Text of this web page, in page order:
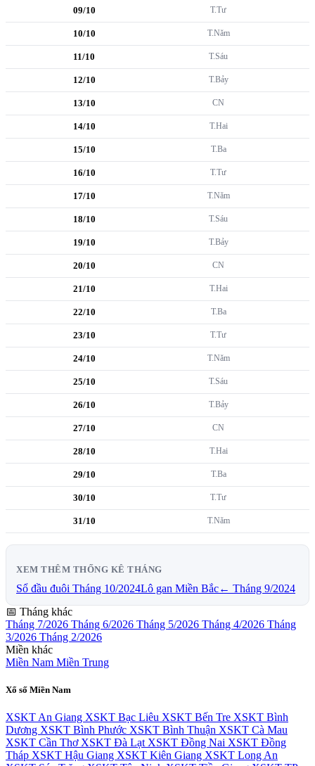
09/10 T.Tư
10/10 T.Năm
11/10 T.Sáu
12/10 T.Bảy
13/10 CN
14/10 T.Hai
15/10 T.Ba
16/10 T.Tư
17/10 T.Năm
18/10 T.Sáu
19/10 T.Bảy
20/10 CN
21/10 T.Hai
22/10 T.Ba
23/10 T.Tư
24/10 T.Năm
25/10 T.Sáu
26/10 T.Bảy
27/10 CN
28/10 T.Hai
29/10 T.Ba
30/10 T.Tư
31/10 T.Năm
XEM THÊM THỐNG KÊ THÁNG
Sổ đầu đuôi Tháng 10/2024Lô gan Miền Bắc← Tháng 9/2024
📅 Tháng khác
Tháng 7/2026 Tháng 6/2026 Tháng 5/2026 Tháng 4/2026 Tháng
3/2026 Tháng 2/2026
Miền khác
Miền Nam Miền Trung
Xổ số Miền Nam
XSKT An Giang XSKT Bạc Liêu XSKT Bến Tre XSKT Bình
Dương XSKT Bình Phước XSKT Bình Thuận XSKT Cà Mau
XSKT Cần Thơ XSKT Đà Lạt XSKT Đồng Nai XSKT Đồng
Tháp XSKT Hậu Giang XSKT Kiên Giang XSKT Long An